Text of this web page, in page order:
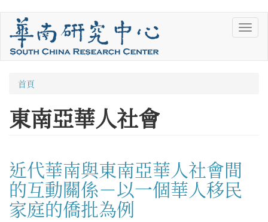
您
在
這
首頁
東南亞華人社會
近代華南與東南亞華人社會間
的互動關係－以一個華人移民
家庭的僑批為例